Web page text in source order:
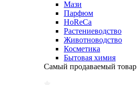
Мази
Парфюм
HoReCa
Растениеводство
Животноводство
Косметика
Бытовая химия
Самый продаваемый товар